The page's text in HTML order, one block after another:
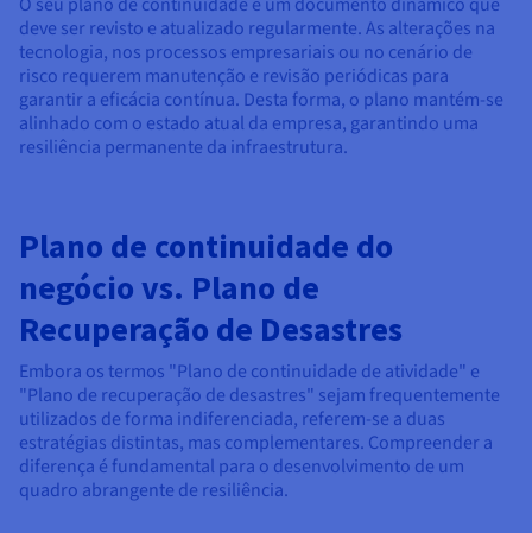
deve ser revisto e atualizado regularmente. As alterações na
tecnologia, nos processos empresariais ou no cenário de
risco requerem manutenção e revisão periódicas para
garantir a eficácia contínua. Desta forma, o plano mantém-se
alinhado com o estado atual da empresa, garantindo uma
resiliência permanente da infraestrutura.
Plano de continuidade do
negócio vs. Plano de
Recuperação de Desastres
Embora os termos "Plano de continuidade de atividade" e
"Plano de recuperação de desastres" sejam frequentemente
utilizados de forma indiferenciada, referem-se a duas
estratégias distintas, mas complementares. Compreender a
diferença é fundamental para o desenvolvimento de um
quadro abrangente de resiliência.